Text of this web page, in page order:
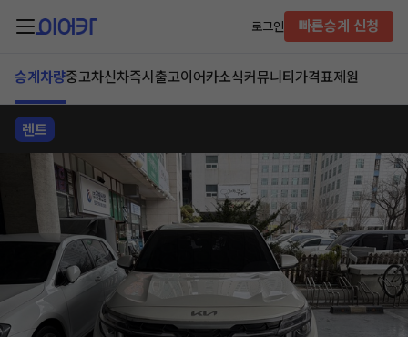
로그인 빠른승계 신청
승계차량중고차신차즉시출고이어카소식커뮤니티 가격표제원
렌트